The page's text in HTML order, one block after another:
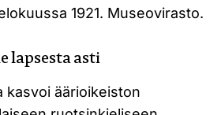
1921. Museovirasto.
lapsesta asti
kasvoi äärioikeiston